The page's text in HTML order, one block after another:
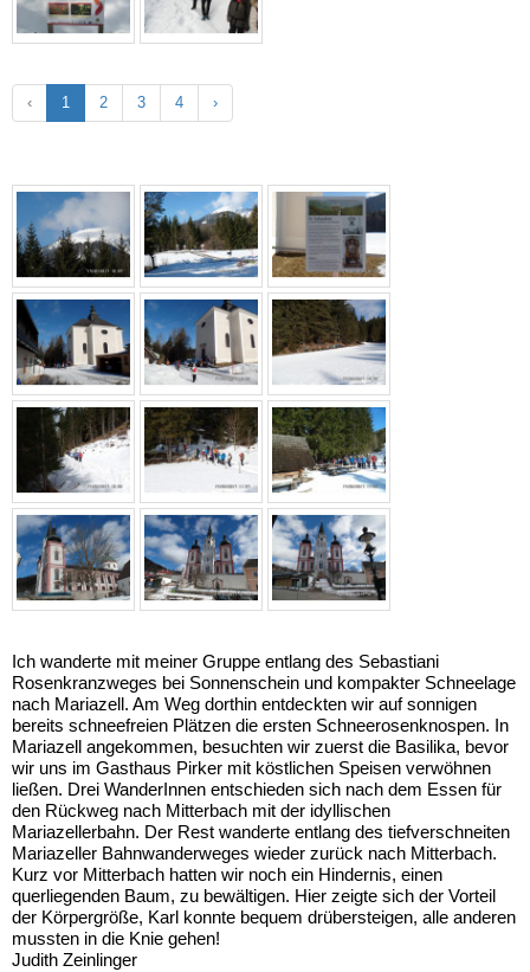
‹ 1 2 3 4 ›
Ich wanderte mit meiner Gruppe entlang des Sebastiani
Rosenkranzweges bei Sonnenschein und kompakter Schneelage
nach Mariazell. Am Weg dorthin entdeckten wir auf sonnigen
bereits schneefreien Plätzen die ersten Schneerosenknospen. In
Mariazell angekommen, besuchten wir zuerst die Basilika, bevor
wir uns im Gasthaus Pirker mit köstlichen Speisen verwöhnen
ließen. Drei WanderInnen entschieden sich nach dem Essen für
den Rückweg nach Mitterbach mit der idyllischen
Mariazellerbahn. Der Rest wanderte entlang des tiefverschneiten
Mariazeller Bahnwanderweges wieder zurück nach Mitterbach.
Kurz vor Mitterbach hatten wir noch ein Hindernis, einen
querliegenden Baum, zu bewältigen. Hier zeigte sich der Vorteil
der Körpergröße, Karl konnte bequem drübersteigen, alle anderen
mussten in die Knie gehen!
Judith Zeinlinger